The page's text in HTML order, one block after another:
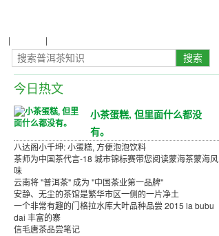
| |
今日热文
小茶蛋糕, 但里面什么都没
有。
八达阁小千坤: 小蛋糕, 方便泡泡饮料
茶师为中国茶代言-18 城市锦标赛带您阅读蒙海茶蒙海风
味
云南将 "普洱茶" 成为 "中国茶业第一品牌"
安静、无尘的茶馆是繁华市区一侧的一片净土
一个非常有趣的门格拉水库大叶品种品尝 2015 la bubu
dai 丰富的寨
信毛唐茶品尝笔记